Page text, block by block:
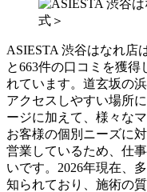
ASIESTA 渋谷はなれ店
と663件の口コミを獲
れています。道玄坂の
アクセスしやすい場所
ージに加えて、様々な
お客様の個別ニーズに
営業しているため、仕
いです。2026年現在、
知られており、施術の